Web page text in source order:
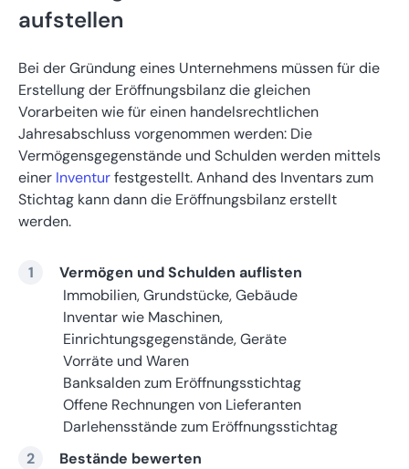
aufstellen
Bei der Gründung eines Unternehmens müssen für die
Erstellung der Eröffnungsbilanz die gleichen
Vorarbeiten wie für einen handelsrechtlichen
Jahresabschluss vorgenommen werden: Die
Vermögensgegenstände und Schulden werden mittels
einer Inventurfestgestellt. Anhand des Inventars zum
Stichtag kann dann die Eröffnungsbilanz erstellt
werden.
Vermögen und Schulden auflisten
Immobilien, Grundstücke, Gebäude
Inventar wie Maschinen,
Einrichtungsgegenstände, Geräte
Vorräte und Waren
Banksalden zum Eröffnungsstichtag
Offene Rechnungen von Lieferanten
Darlehensstände zum Eröffnungsstichtag
Bestände bewerten